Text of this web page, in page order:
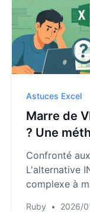
Astuces Excel
Marre de
? Une
Confronté
L'alternative
complexe à
Ruby • 2026/